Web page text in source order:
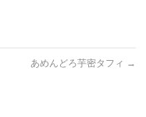
あめんどろ芋密タフィ →